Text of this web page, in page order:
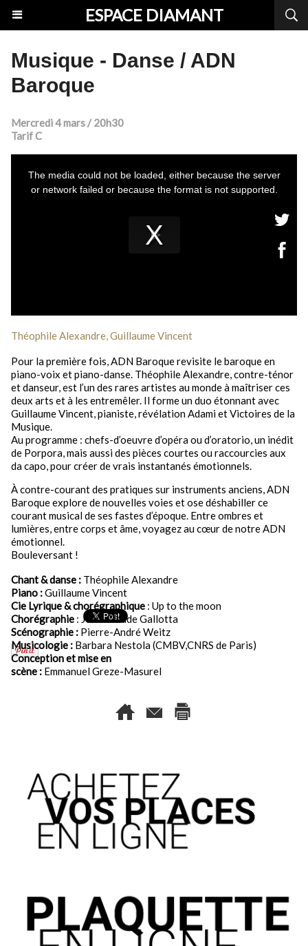
ESPACE DIAMANT
Musique - Danse / ADN
Baroque
Mercredi 4 mars / 20h30
Tarif C
Théophile Alexandre, Guillaume Vincent
Pour la première fois, ADN Baroque revisite le baroque en
piano-voix et piano-danse. Théophile Alexandre, contre-ténor
et danseur, est l’un des rares artistes au monde à maîtriser ces
deux arts et à les entremêler. Il forme un duo étonnant avec
Guillaume Vincent, pianiste, révélation Adami et Victoires de la
Musique.
Au programme : chefs-d’oeuvre d’opéra ou d’oratorio, un inédit
de Porpora, mais aussi des pièces courtes ou raccourcies aux
da capo, pour créer de vrais instantanés émotionnels.
À contre-courant des pratiques sur instruments anciens, ADN
Baroque explore de nouvelles voies et ose déshabiller ce
courant musical de ses fastes d’époque. Entre ombres et
lumières, entre corps et âme, voyagez au cœur de notre ADN
émotionnel.
Bouleversant !
Chant & danse : Théophile Alexandre
Piano :Guillaume Vincent
Cie Lyrique & chorégraphique : Up to the moon
Chorégraphie : Jean-Claude Gallotta
Scénographie : Pierre-André Weitz
Musicologie : Barbara Nestola (CMBV,CNRS de Paris)
Conception et mise en
scène : Emmanuel Greze-Masurel